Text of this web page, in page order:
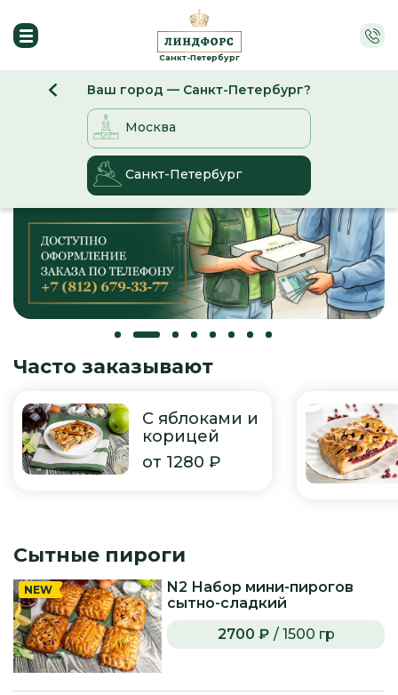
Санкт-Петербург
Часто заказывают
С яблоками и
корицей
от 1280 ₽
Сытные пироги
NEW
N2 Набор мини-пирогов
сытно-сладкий
2700 ₽ / 1500 гр
Ваш город — Санкт-Петербург?
Москва
Санкт-Петербург